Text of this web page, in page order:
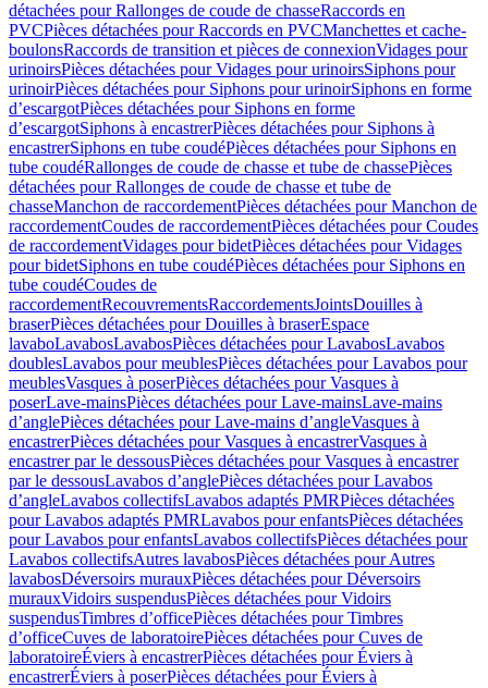
détachées pour Rallonges de coude de chasseRaccords en
PVCPièces détachées pour Raccords en PVCManchettes et cache-
boulonsRaccords de transition et pièces de connexionVidages pour
urinoirsPièces détachées pour Vidages pour urinoirsSiphons pour
urinoirPièces détachées pour Siphons pour urinoirSiphons en forme
d’escargotPièces détachées pour Siphons en forme
d’escargotSiphons à encastrerPièces détachées pour Siphons à
encastrerSiphons en tube coudéPièces détachées pour Siphons en
tube coudéRallonges de coude de chasse et tube de chassePièces
détachées pour Rallonges de coude de chasse et tube de
chasseManchon de raccordementPièces détachées pour Manchon de
raccordementCoudes de raccordementPièces détachées pour Coudes
de raccordementVidages pour bidetPièces détachées pour Vidages
pour bidetSiphons en tube coudéPièces détachées pour Siphons en
tube coudéCoudes de
raccordementRecouvrementsRaccordementsJointsDouilles à
braserPièces détachées pour Douilles à braserEspace
lavaboLavabosLavabosPièces détachées pour LavabosLavabos
doublesLavabos pour meublesPièces détachées pour Lavabos pour
meublesVasques à poserPièces détachées pour Vasques à
poserLave-mainsPièces détachées pour Lave-mainsLave-mains
d’anglePièces détachées pour Lave-mains d’angleVasques à
encastrerPièces détachées pour Vasques à encastrerVasques à
encastrer par le dessousPièces détachées pour Vasques à encastrer
par le dessousLavabos d’anglePièces détachées pour Lavabos
d’angleLavabos collectifsLavabos adaptés PMRPièces détachées
pour Lavabos adaptés PMRLavabos pour enfantsPièces détachées
pour Lavabos pour enfantsLavabos collectifsPièces détachées pour
Lavabos collectifsAutres lavabosPièces détachées pour Autres
lavabosDéversoirs murauxPièces détachées pour Déversoirs
murauxVidoirs suspendusPièces détachées pour Vidoirs
suspendusTimbres dʼofficePièces détachées pour Timbres
dʼofficeCuves de laboratoirePièces détachées pour Cuves de
laboratoireÉviers à encastrerPièces détachées pour Éviers à
encastrerÉviers à poserPièces détachées pour Éviers à